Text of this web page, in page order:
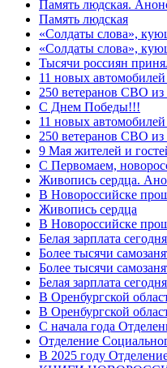
Память людская.
Память людская
«Солдаты слова»,
«Солдаты слова»,
Тысячи россиян
11 новых
250 ветеранов СВО из
С Днем Победы!!!
11 новых
250 ветеранов СВО из
9 Мая жителей и
C Первомаем,
Живопись сердца.
В Новороссийске
Живопись сердца
В Новороссийске
Белая зарплата
Более тысячи
Более тысячи
Белая зарплата
В Оренбургской
В Оренбургской
С начала года
Отделение
В 2025 году